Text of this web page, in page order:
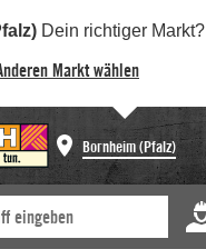
Dein richtiger Markt?
Markt wählen
Bornheim (Pfalz)